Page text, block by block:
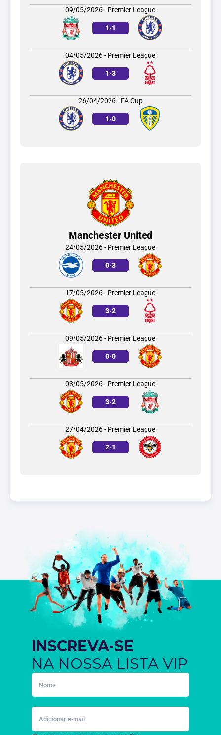
09/05/2026 - Premier League
1-1
04/05/2026 - Premier League
1-3
26/04/2026 - FA Cup
1-0
Manchester United
24/05/2026 - Premier League
0-3
17/05/2026 - Premier League
3-2
09/05/2026 - Premier League
0-0
03/05/2026 - Premier League
3-2
27/04/2026 - Premier League
2-1
INSCREVA-SE
NA NOSSA LISTA VIP